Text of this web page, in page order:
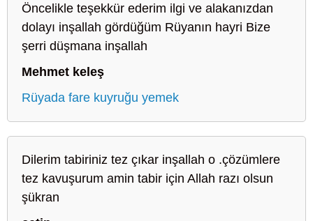
Öncelikle teşekkür ederim ilgi ve alakanızdan
dolayı inşallah gördüğüm Rüyanın hayri Bize
şerri düşmana inşallah
Mehmet keleş
Rüyada fare kuyruğu yemek
Dilerim tabiriniz tez çıkar inşallah o .çözümlere
tez kavuşurum amin tabir için Allah razı olsun
şükran